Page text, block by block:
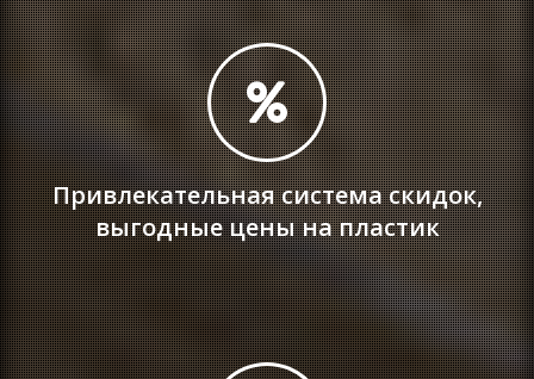
Привлекательная система скидок,
выгодные цены на пластик